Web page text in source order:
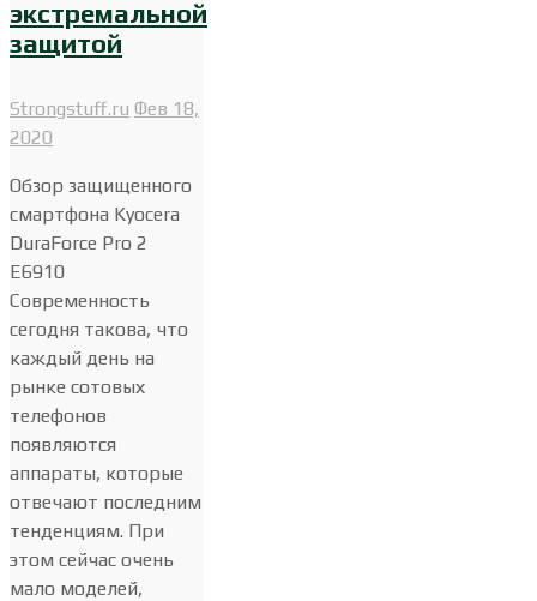
экстремальной
защитой
Strongstuff.ru Фев 18,
2020
Обзор защищенного
смартфона Kyocera
DuraForce Pro 2
E6910
Современность
сегодня такова, что
каждый день на
рынке сотовых
телефонов
появляются
аппараты, которые
отвечают последним
тенденциям. При
этом сейчас очень
мало моделей,